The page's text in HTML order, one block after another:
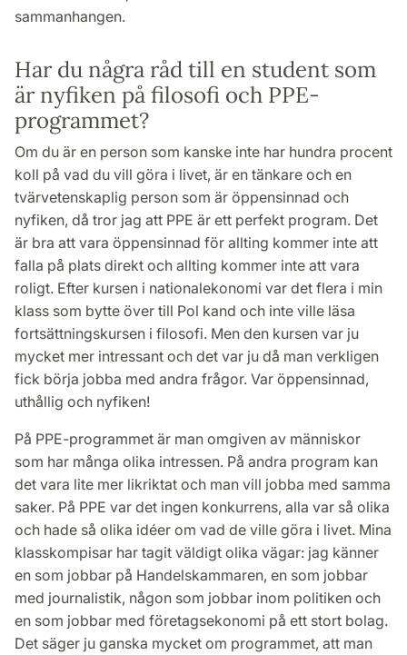
sammanhangen.
Har du några råd till en student som
är nyfiken på filosofi och PPE-
programmet?
Om du är en person som kanske inte har hundra procent
koll på vad du vill göra i livet, är en tänkare och en
tvärvetenskaplig person som är öppensinnad och
nyfiken, då tror jag att PPE är ett perfekt program. Det
är bra att vara öppensinnad för allting kommer inte att
falla på plats direkt och allting kommer inte att vara
roligt. Efter kursen i nationalekonomi var det flera i min
klass som bytte över till Pol kand och inte ville läsa
fortsättningskursen i filosofi. Men den kursen var ju
mycket mer intressant och det var ju då man verkligen
fick börja jobba med andra frågor. Var öppensinnad,
uthållig och nyfiken!
På PPE-programmet är man omgiven av människor
som har många olika intressen. På andra program kan
det vara lite mer likriktat och man vill jobba med samma
saker. På PPE var det ingen konkurrens, alla var så olika
och hade så olika idéer om vad de ville göra i livet. Mina
klasskompisar har tagit väldigt olika vägar: jag känner
en som jobbar på Handelskammaren, en som jobbar
med journalistik, någon som jobbar inom politiken och
en som jobbar med företagsekonomi på ett stort bolag.
Det säger ju ganska mycket om programmet, att man